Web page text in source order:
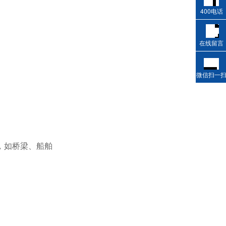
如桥梁、船舶
400电话
在线留言
微信扫一扫